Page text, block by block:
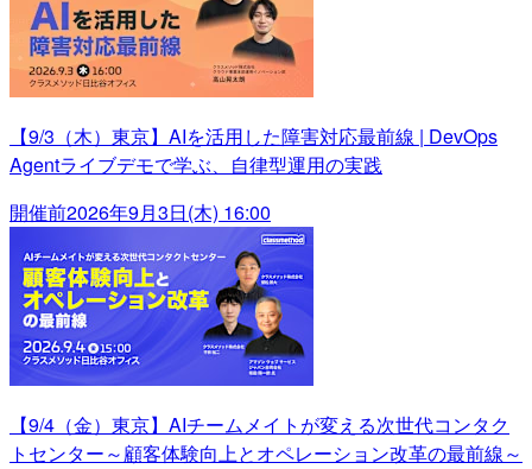
【9/3（木）東京】AIを活用した障害対応最前線 | DevOps
Agentライブデモで学ぶ、自律型運用の実践
開催前2026年9月3日(木) 16:00
【9/4（金）東京】AIチームメイトが変える次世代コンタク
トセンター～顧客体験向上とオペレーション改革の最前線～